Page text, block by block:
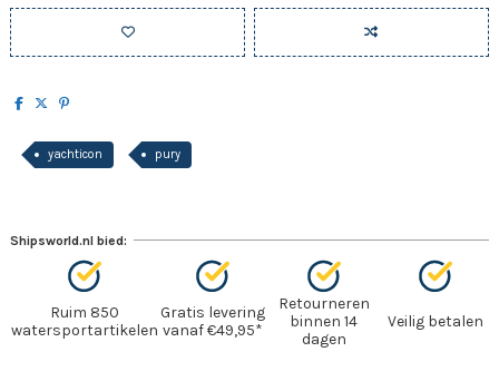
yachticon pury
Shipsworld.nl bied:
Ruim 850
watersportartikelen
Gratis levering
vanaf €49,95*
Retourneren
binnen 14
dagen
Veilig betalen